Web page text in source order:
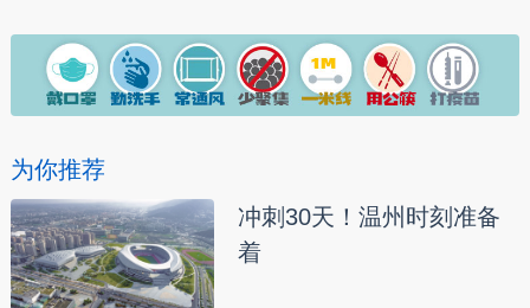
为你推荐
冲刺30天！温州时刻准备
着